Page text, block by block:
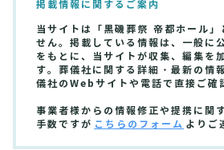
掲載情報に関するご案内
当サイトは「黒磯葬祭 帝都ホール」
せん。掲載している情報は、一般に
をもとに、当サイトが収集、編集を
す。葬儀社に関する詳細・最新の情
儀社のWebサイトや電話で直接ご確
事業者様からの情報修正や提携に関
手数ですが こちらのフォーム よりご